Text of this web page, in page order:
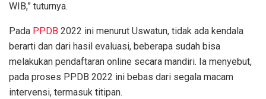
WIB,” tuturnya.
Pada PPDB 2022 ini menurut Uswatun, tidak ada kendala
berarti dan dari hasil evaluasi, beberapa sudah bisa
melakukan pendaftaran online secara mandiri. Ia menyebut,
pada proses PPDB 2022 ini bebas dari segala macam
intervensi, termasuk titipan.